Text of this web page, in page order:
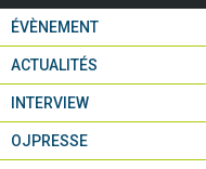
ÉVÈNEMENT
ACTUALITÉS
INTERVIEW
OJPRESSE